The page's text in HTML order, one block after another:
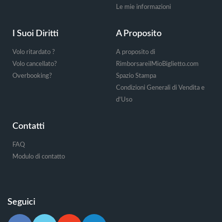
Le mie informazioni
I Suoi Diritti
Volo ritardato ?
Volo cancellato?
Overbooking?
A Proposito
A proposito di
RimborsareilMioBiglietto.com
Spazio Stampa
Condizioni Generali di Vendita e
d'Uso
Contatti
FAQ
Modulo di contatto
Seguici